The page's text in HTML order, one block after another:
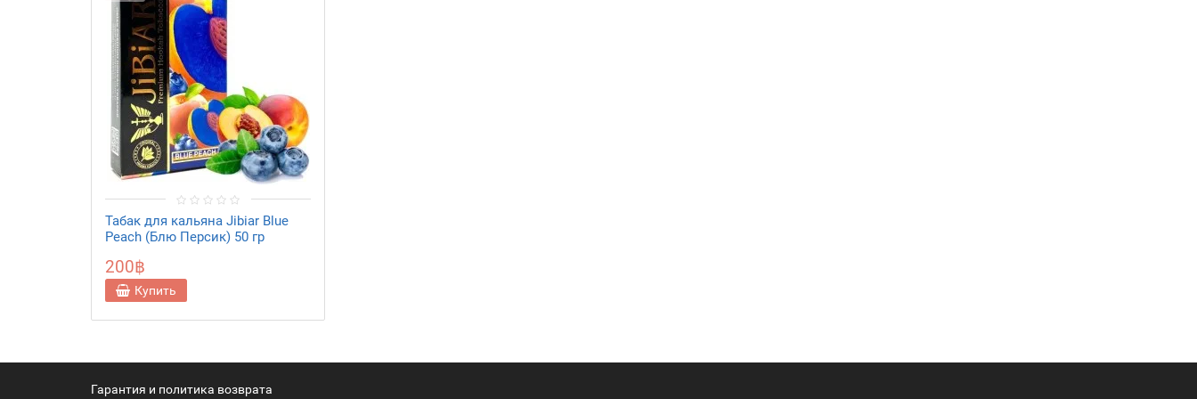
Табак для кальяна Jibiar Blue
Peach (Блю Персик) 50 гр
200฿
Купить
Гарантия и политика возврата